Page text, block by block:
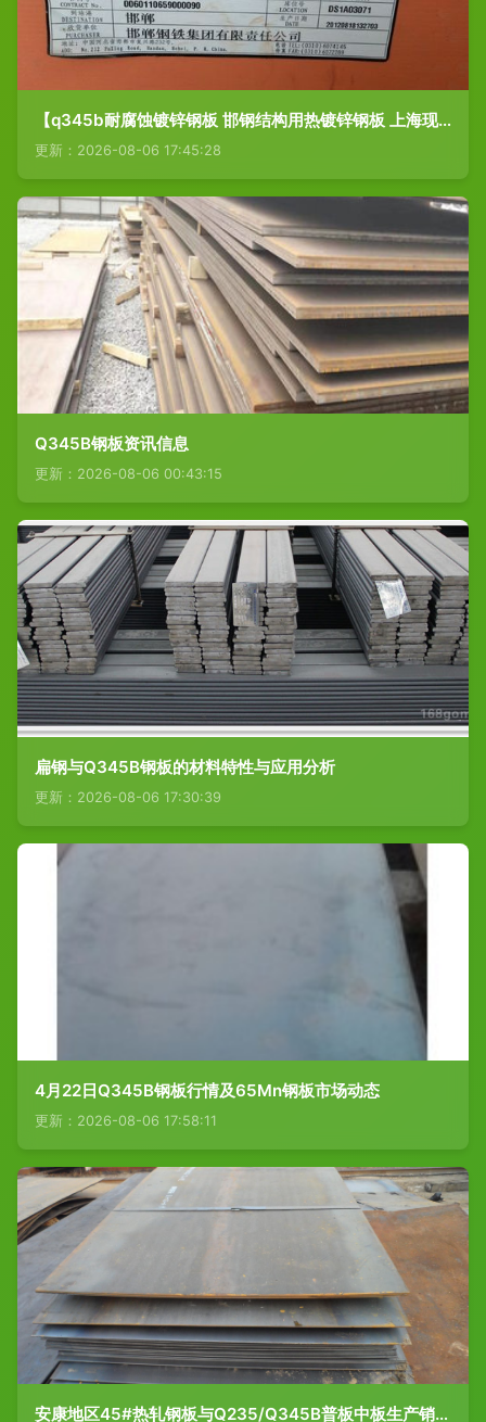
【q345b耐腐蚀镀锌钢板 邯钢结构用热镀锌钢板 上海现货供应】上海上
更新：2026-08-06 17:45:28
Q345B钢板资讯信息
更新：2026-08-06 00:43:15
扁钢与Q345B钢板的材料特性与应用分析
更新：2026-08-06 17:30:39
4月22日Q345B钢板行情及65Mn钢板市场动态
更新：2026-08-06 17:58:11
安康地区45#热轧钢板与Q235/Q345B普板中板生产销售现状分析